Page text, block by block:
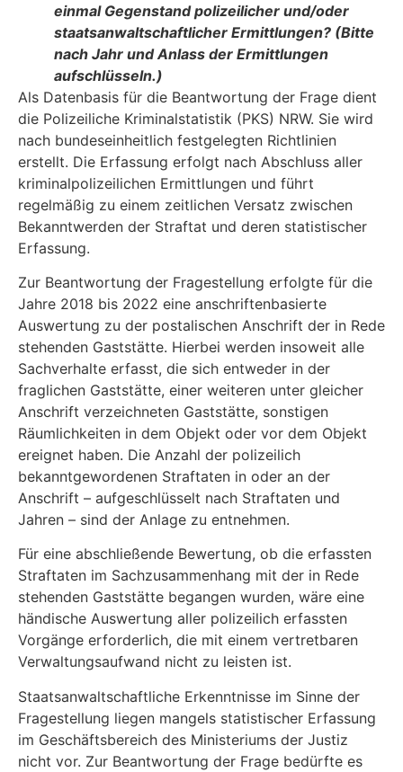
einmal Gegenstand polizeilicher und/oder
staatsanwaltschaftlicher Ermittlungen? (Bitte
nach Jahr und Anlass der Ermittlungen
aufschlüsseln.)
Als Datenbasis für die Beantwortung der Frage dient
die Polizeiliche Kriminalstatistik (PKS) NRW. Sie wird
nach bundeseinheitlich festgelegten Richtlinien
erstellt. Die Erfassung erfolgt nach Abschluss aller
kriminalpolizeilichen Ermittlungen und führt
regelmäßig zu einem zeitli­chen Versatz zwischen
Bekanntwerden der Straftat und deren statistischer
Erfassung.
Zur Beantwortung der Fragestellung erfolgte für die
Jahre 2018 bis 2022 eine anschriftenba­sierte
Auswertung zu der postalischen Anschrift der in Rede
stehenden Gaststätte. Hierbei werden insoweit alle
Sachverhalte erfasst, die sich entweder in der
fraglichen Gaststätte, einer weiteren unter gleicher
Anschrift verzeichneten Gaststätte, sonstigen
Räumlichkeiten in dem Objekt oder vor dem Objekt
ereignet haben. Die Anzahl der polizeilich
bekanntgewordenen Straftaten in oder an der
Anschrift – aufgeschlüsselt nach Straftaten und
Jahren – sind der Anlage zu entnehmen.
Für eine abschließende Bewertung, ob die erfassten
Straftaten im Sachzusammenhang mit der in Rede
stehenden Gaststätte begangen wurden, wäre eine
händische Auswertung aller polizeilich erfassten
Vorgänge erforderlich, die mit einem vertretbaren
Verwaltungsaufwand nicht zu leisten ist.
Staatsanwaltschaftliche Erkenntnisse im Sinne der
Fragestellung liegen mangels statistischer Erfassung
im Geschäftsbereich des Ministeriums der Justiz
nicht vor. Zur Beantwortung der Frage bedürfte es